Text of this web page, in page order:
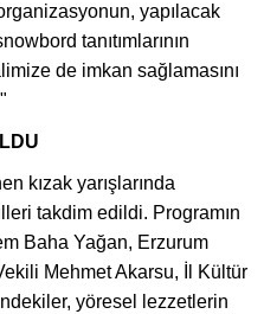
yapılacak
tanıtımlarının
de imkan sağlamasını
kızak yarışlarında
takdim edildi. Programın
Baha Yağan, Erzurum
Mehmet Akarsu, İl Kültür
yöresel lezzetlerin